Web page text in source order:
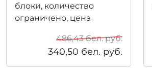
блоки, количество
ограничено, цена
486,43бел. руб.
340,50 бел. руб.